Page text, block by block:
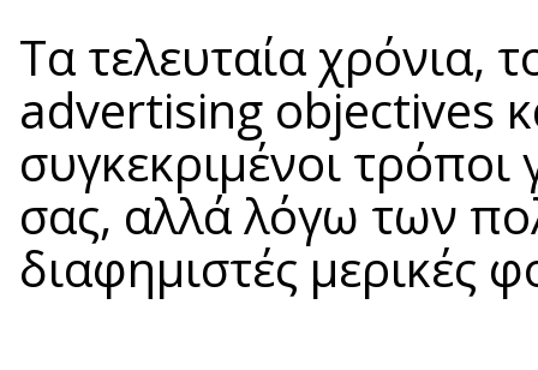
Τα τελευταία χρόνια,
advertising objectives
συγκεκριμένοι τρόποι
σας, αλλά λόγω των
διαφημιστές μερικές